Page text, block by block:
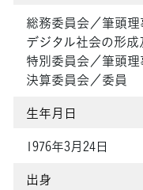
総務委員会／筆頭理
デジタル社会の形
特別委員会／筆頭理
決算委員会／委員
生年月日
1976年3月24日
出身